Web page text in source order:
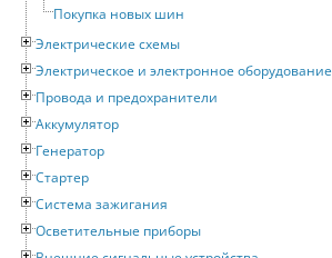
Покупка новых шин
Электрические схемы
Электрическое и электронное оборудование
Провода и предохранители
Аккумулятор
Генератор
Стартер
Система зажигания
Осветительные приборы